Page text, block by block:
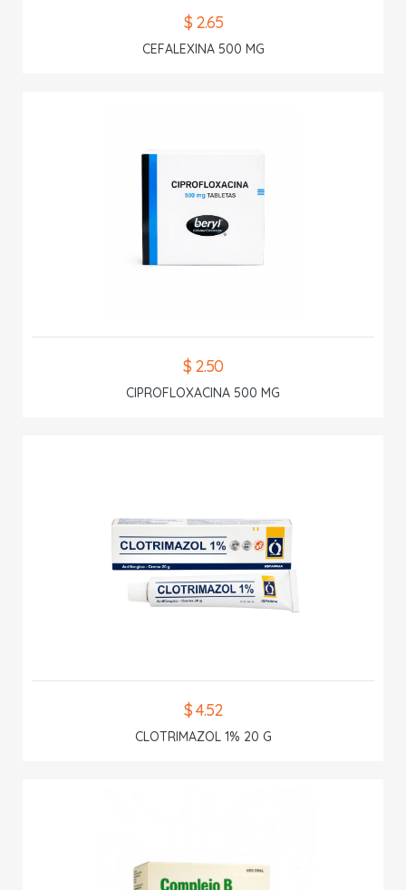
$ 2.65
CEFALEXINA 500 MG
$ 2.50
CIPROFLOXACINA 500 MG
$ 4.52
CLOTRIMAZOL 1% 20 G